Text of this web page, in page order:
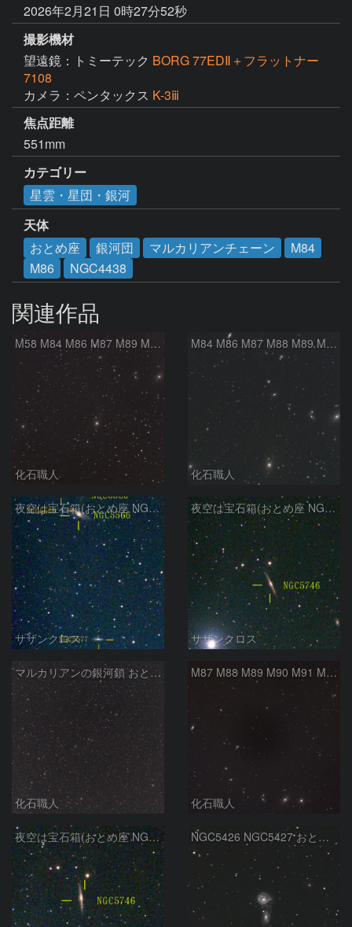
2026年2月21日 0時27分52秒
撮影機材
望遠鏡：トミーテック BORG 77EDⅡ＋フラットナー
7108
カメラ：ペンタックス K-3ⅲ
焦点距離
551mm
カテゴリー
星雲・星団・銀河
天体
おとめ座
銀河団 マルカリアンチェーン
M84
M86
NGC4438
関連作品
M58 M84 M86 M87 M89 M90 マルカリアンの銀河鎖 おとめ座 かみのけ座
化石職人
M84 M86 M87 M88 M89 M90 M91 マルカリアンの銀河鎖 おとめ座 かみのけ座
化石職人
夜空は宝石箱(おとめ座 NGC5566) Seestar50
サザンクロス
夜空は宝石箱(おとめ座 NGC5746) Seestar50
サザンクロス
マルカリアンの銀河鎖 おとめ座・ かみのけ座の銀河
化石職人
M87 M88 M89 M90 M91 M100 マルカリアンの銀河鎖 おとめ座 かみのけ座
化石職人
夜空は宝石箱(おとめ座 NGC5746) Seestar50 NGC5426 NGC5427 おとめ座